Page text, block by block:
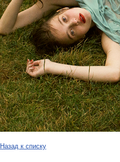
Назад к списку